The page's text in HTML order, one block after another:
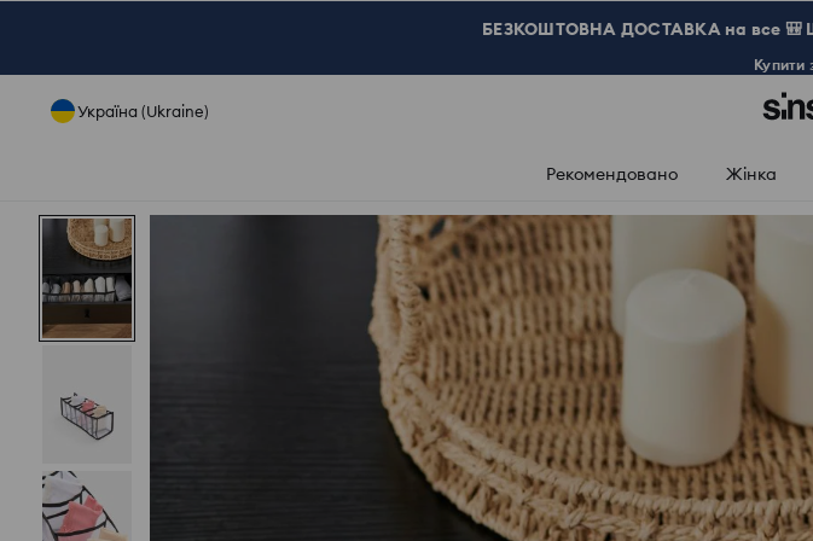
БЕЗКОШТОВНА ДОСТАВКА на все 🎒
Купити
Україна (Ukraine)
Рекомендовано Жінка